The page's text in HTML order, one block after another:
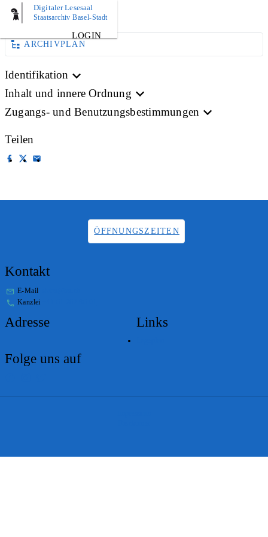
Digitaler Lesesaal
Staatsarchiv Basel-Stadt
LOGIN
BILD
ARCHIVPLAN
Identifikation
Inhalt und innere Ordnung
Zugangs- und Benutzungsbestimmungen
Teilen
ÖFFNUNGSZEITEN
Kontakt
E-Mail
Kanzlei
Adresse Links
Folge uns auf